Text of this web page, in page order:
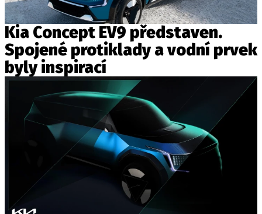
Kia Concept EV9 představen.
Spojené protiklady a vodní prvek
byly inspirací